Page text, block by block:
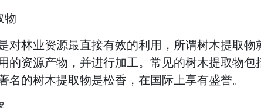
物
对林业资源最直接有效的利用，所谓树木提取物
的资源产物，并进行加工。常见的树木提取物
名的树木提取物是松香，在国际上享有盛誉。